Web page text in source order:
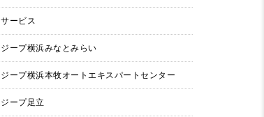
サービス
ジープ横浜みなとみらい
ジープ横浜本牧オートエキスパートセンター
ジープ足立